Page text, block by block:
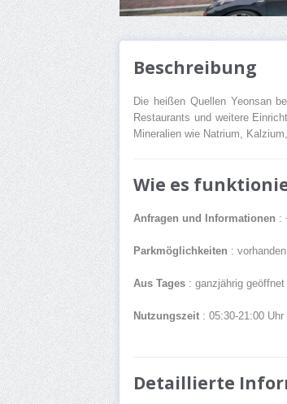
Beschreibung
Die heißen Quellen Yeonsan
Restaurants und weitere
Mineralien wie Natrium,
Wie es
Anfragen und Informationen :
Parkmöglichkeiten : vorhanden
Aus Tages : ganzjährig geöffnet
Nutzungszeit : 05:30-21:00
Detaillierte